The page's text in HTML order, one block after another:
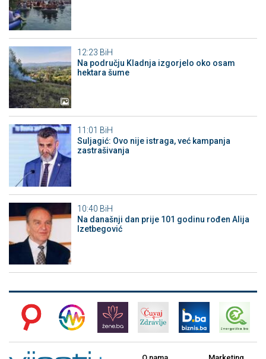
12:23 BiH
Na području Kladnja izgorjelo oko osam
hektara šume
11:01 BiH
Suljagić: Ovo nije istraga, već kampanja
zastrašivanja
10:40 BiH
Na današnji dan prije 101 godinu rođen Alija
Izetbegović